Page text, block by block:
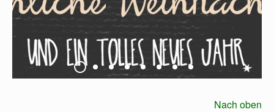
Nach oben